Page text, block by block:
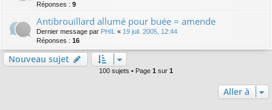
Réponses : 9
Antibrouillard allumé pour buée = amende
Dernier message par PHIL « 19 juil. 2005, 12:44
Réponses : 16
Nouveau sujet
100 sujets • Page 1 sur 1
Aller à